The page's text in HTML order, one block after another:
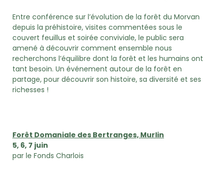
Entre conférence sur l’évolution de la forêt du Morvan
depuis la préhistoire, visites commentées sous le
couvert feuillus et soirée conviviale, le public sera
amené à découvrir comment ensemble nous
recherchons l’équilibre dont la forêt et les humains ont
tant besoin. Un événement autour de la forêt en
partage, pour découvrir son histoire, sa diversité et ses
richesses !
Forêt Domaniale des Bertranges, Murlin
5, 6, 7 juin
par le Fonds Charlois